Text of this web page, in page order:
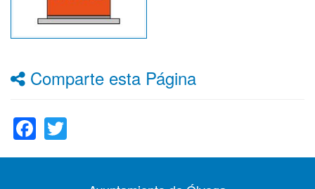
Comparte esta Página
Facebook